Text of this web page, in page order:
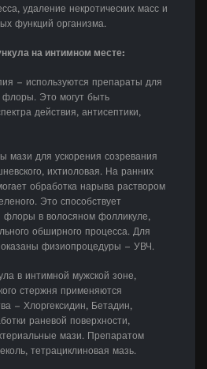
удаление некротических масс и
функций организма.
на интимном месте:
– используются препараты для
флоры. Это могут быть
действия, антисептики,
мази для ускорения созревания
ихтиоловая. На ранних
обработка нарыва раствором
Это способствует
флоры в волосяном фолликуле,
обширного процесса. Для
физиопроцедуры – УВЧ.
в интимной мужской зоне,
стержня применяются
– Хлоргексидин, Бетадин,
раневой поверхности,
мази. Препаратом
тетрациклиновая мазь.